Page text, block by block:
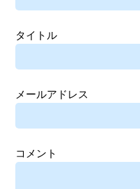
タイトル
メールアドレス
コメント